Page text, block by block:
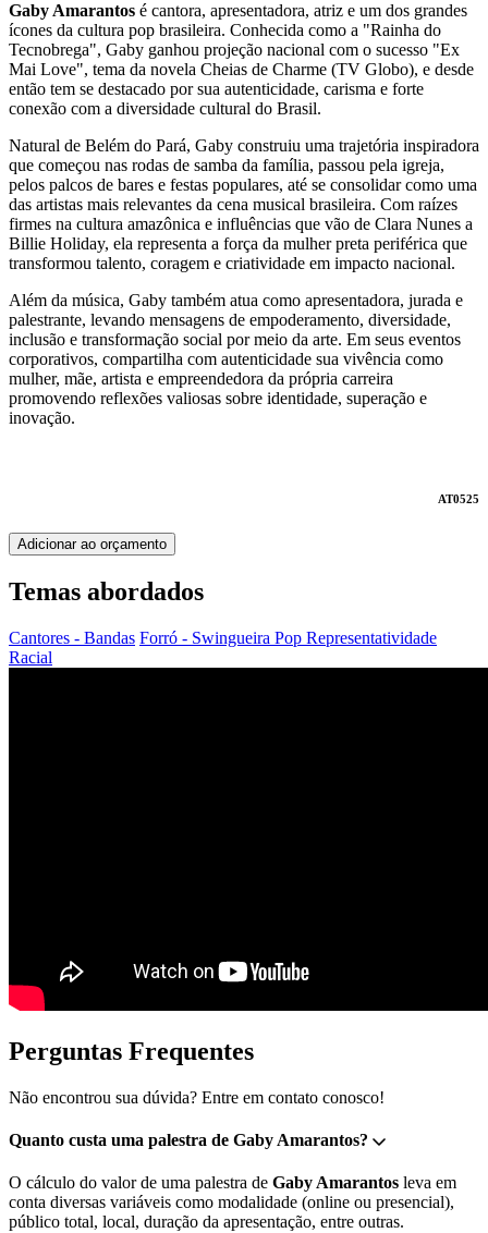
Gaby Amarantos é cantora, apresentadora, atriz e um dos grandes
ícones da cultura pop brasileira. Conhecida como a "Rainha do
Tecnobrega", Gaby ganhou projeção nacional com o sucesso "Ex
Mai Love", tema da novela Cheias de Charme (TV Globo), e desde
então tem se destacado por sua autenticidade, carisma e forte
conexão com a diversidade cultural do Brasil.
Natural de Belém do Pará, Gaby construiu uma trajetória inspiradora
que começou nas rodas de samba da família, passou pela igreja,
pelos palcos de bares e festas populares, até se consolidar como uma
das artistas mais relevantes da cena musical brasileira. Com raízes
firmes na cultura amazônica e influências que vão de Clara Nunes a
Billie Holiday, ela representa a força da mulher preta periférica que
transformou talento, coragem e criatividade em impacto nacional.
Além da música, Gaby também atua como apresentadora, jurada e
palestrante, levando mensagens de empoderamento, diversidade,
inclusão e transformação social por meio da arte. Em seus eventos
corporativos, compartilha com autenticidade sua vivência como
mulher, mãe, artista e empreendedora da própria carreira
promovendo reflexões valiosas sobre identidade, superação e
inovação.
AT0525
Adicionar ao orçamento
Temas abordados
Cantores - Bandas Forró - Swingueira Pop Representatividade
Racial
Perguntas Frequentes
Não encontrou sua dúvida? Entre em contato conosco!
Quanto custa uma palestra de Gaby Amarantos?
O cálculo do valor de uma palestra de Gaby Amarantos leva em
conta diversas variáveis como modalidade (online ou presencial),
público total, local, duração da apresentação, entre outras.